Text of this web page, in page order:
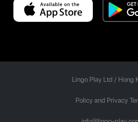
Lingo Play Ltd / Hong
Policy and Privacy